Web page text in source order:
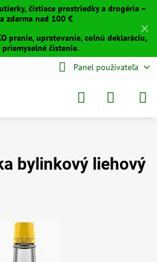
✕
čistiace prostriedky a drogéria –
zdarma nad 100 €
pranie, upratovanie, colnú deklaráciu,
čistenie.
Panel používateľa
bylinkový liehový